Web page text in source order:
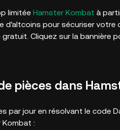
limitée Hamster Kombat à
d'altcoins pour sécuriser votre
Cliquez sur la bannière
pièces dans
par jour en résolvant le code
: